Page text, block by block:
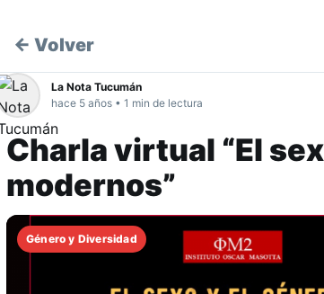
← Volver
La Nota Tucumán
hace 5 años • 1 min de lectura
Charla virtual “El
modernos”
Género y Diversidad